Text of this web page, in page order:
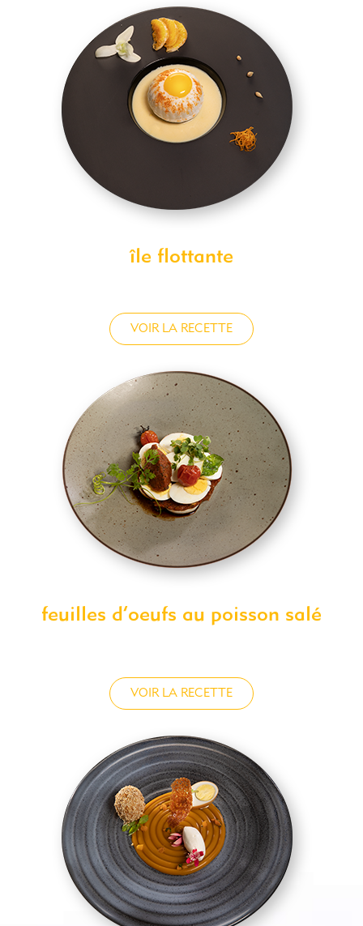
île flottante
VOIR LA RECETTE
feuilles d’oeufs au poisson salé
VOIR LA RECETTE